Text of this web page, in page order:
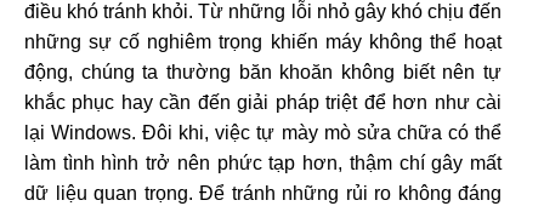
điều khó tránh khỏi. Từ những lỗi nhỏ gây khó chịu đến
những sự cố nghiêm trọng khiến máy không thể hoạt
động, chúng ta thường băn khoăn không biết nên tự
khắc phục hay cần đến giải pháp triệt để hơn như cài
lại Windows. Đôi khi, việc tự mày mò sửa chữa có thể
làm tình hình trở nên phức tạp hơn, thậm chí gây mất
dữ liệu quan trọng. Để tránh những rủi ro không đáng